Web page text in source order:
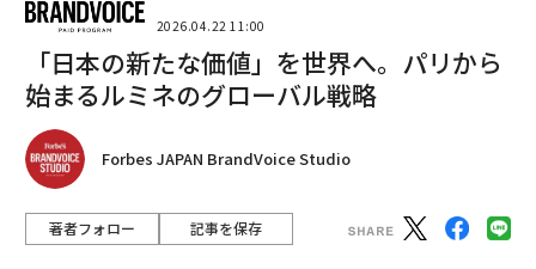
2026.04.22 11:00
「日本の新たな価値」を世界へ。パリから
始まるルミネのグローバル戦略
Forbes JAPAN BrandVoice Studio
著者フォロー 記事を保存